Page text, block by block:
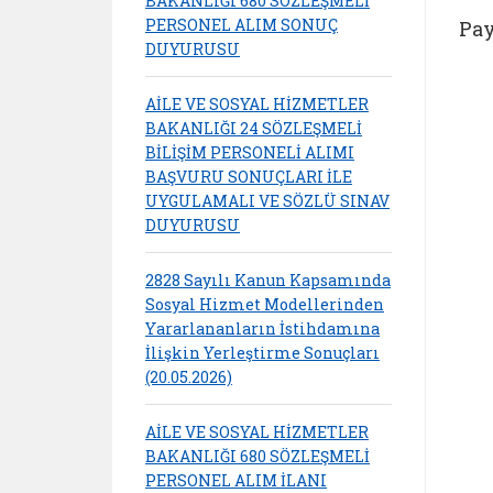
PERSONEL ALIM SONUÇ
DUYURUSU
AİLE VE SOSYAL HİZMETLER
BAKANLIĞI 24 SÖZLEŞMELİ
BİLİŞİM PERSONELİ ALIMI
BAŞVURU SONUÇLARI İLE
UYGULAMALI VE SÖZLÜ SINAV
DUYURUSU
2828 Sayılı Kanun Kapsamında
Sosyal Hizmet Modellerinden
Yararlananların İstihdamına
İlişkin Yerleştirme Sonuçları
(20.05.2026)
AİLE VE SOSYAL HİZMETLER
BAKANLIĞI 680 SÖZLEŞMELİ
PERSONEL ALIM İLANI